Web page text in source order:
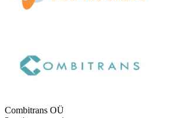
Combitrans OÜ